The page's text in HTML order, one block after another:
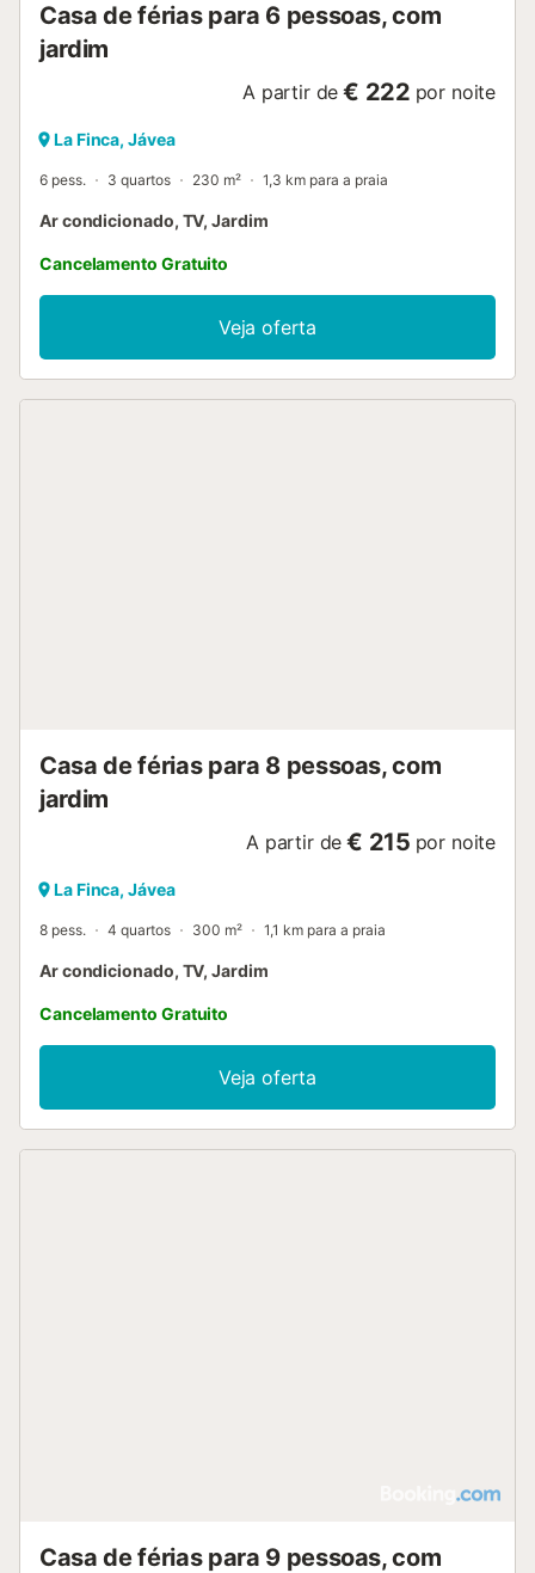
Casa de férias para 6 pessoas, com
jardim
A partir de € 222 por noite
La Finca, Jávea
6 pess. 3 quartos 230 m² 1,3 km para a praia
Ar condicionado, TV, Jardim
Cancelamento Gratuito
Veja oferta
Casa de férias para 8 pessoas, com
jardim
A partir de € 215 por noite
La Finca, Jávea
8 pess. 4 quartos 300 m² 1,1 km para a praia
Ar condicionado, TV, Jardim
Cancelamento Gratuito
Veja oferta
Casa de férias para 9 pessoas, com